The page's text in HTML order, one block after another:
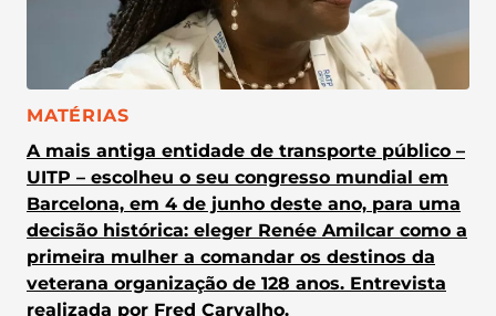
CATEGORIA:
MATÉRIAS
A mais antiga entidade de transporte público –
UITP – escolheu o seu congresso mundial em
Barcelona, em 4 de junho deste ano, para uma
decisão histórica: eleger Renée Amilcar como a
primeira mulher a comandar os destinos da
veterana organização de 128 anos. Entrevista
realizada por Fred Carvalho.